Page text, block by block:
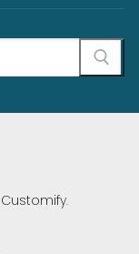
Customify.